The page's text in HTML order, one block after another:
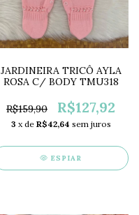
JARDINEIRA TRICÔ AYLA
ROSA C/ BODY TMU318
R$159,90 R$127,92
3 x de R$42,64 sem juros
ESPIAR